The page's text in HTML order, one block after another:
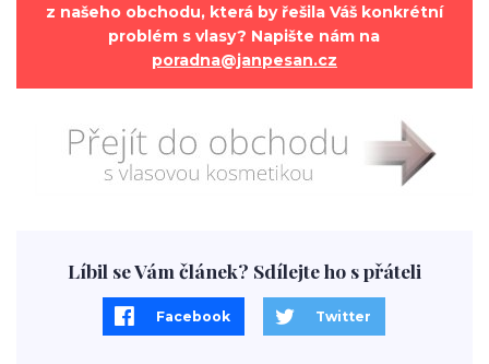
z našeho obchodu, která by řešila Váš konkrétní
problém s vlasy? Napište nám na
poradna@janpesan.cz
Líbil se Vám článek? Sdílejte ho s přáteli
Facebook Twitter